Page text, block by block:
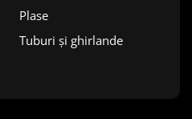
Plase
Tuburi și ghirlande